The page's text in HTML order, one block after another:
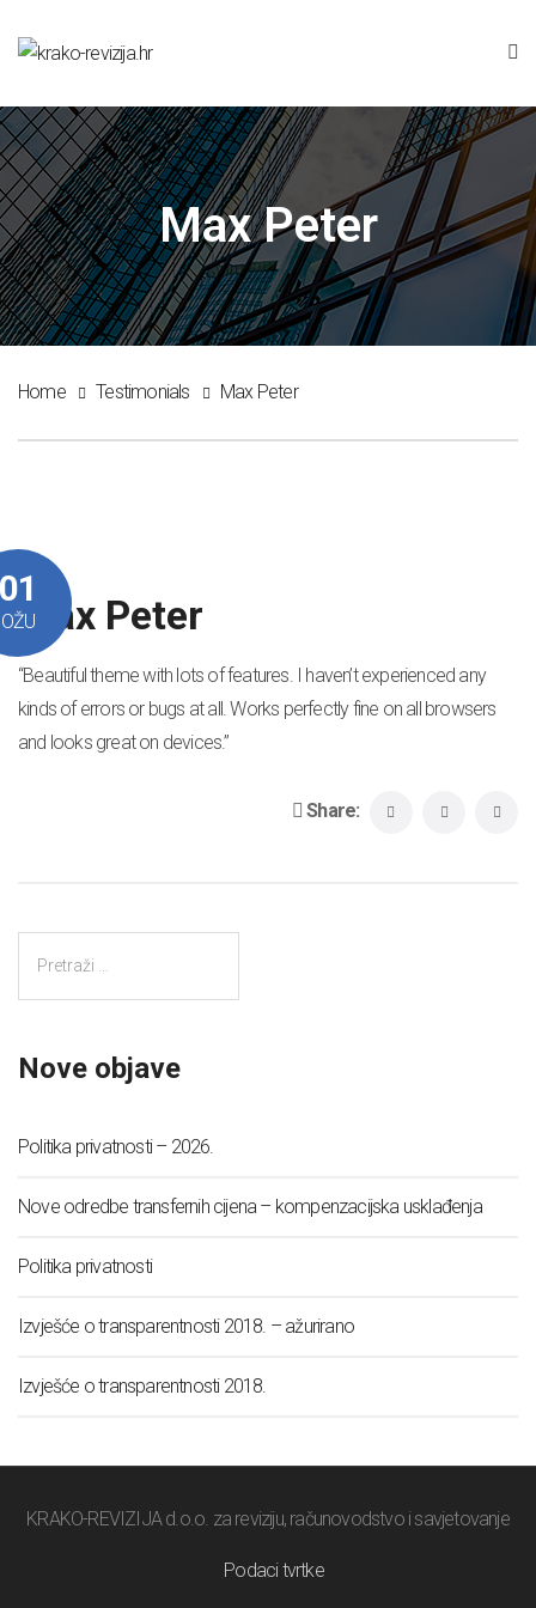
Max Peter
Home Testimonials Max Peter
OŽUMax Peter
“Beautiful theme with lots of features. I haven’t experienced any
kinds of errors or bugs at all. Works perfectly fine on all browsers
and looks great on devices.”
Share:
Nove objave
Politika privatnosti – 2026.
Nove odredbe transfernih cijena – kompenzacijska usklađenja
Politika privatnosti
Izvješće o transparentnosti 2018. – ažurirano
Izvješće o transparentnosti 2018.
KRAKO-REVIZIJA d.o.o. za reviziju, računovodstvo i savjetovanje
Podaci tvrtke